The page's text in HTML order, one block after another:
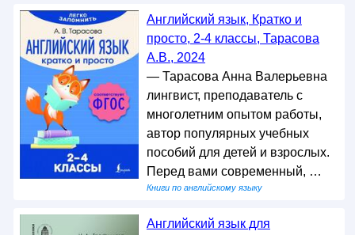
Английский язык, Кратко и
просто, 2-4 классы, Тарасова
А.В., 2024
— Тарасова Анна Валерьевна
лингвист, преподаватель с
многолетним опытом работы,
автор популярных учебных
пособий для детей и взрослых.
Перед вами современный, …
Книги по английскому языку
Английский язык для